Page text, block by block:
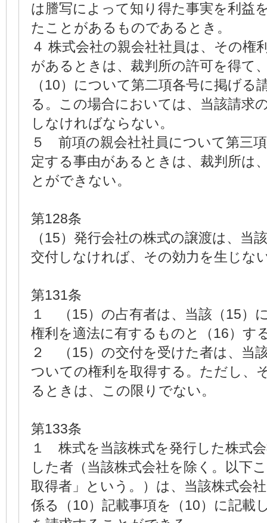
は謄写によって知り得た事実を利益
たことがあるものであるとき。
４ 株式会社の親会社社員は、その権
があるときは、裁判所の許可を得て
（10）について第二項各号に掲げる
る。この場合においては、当該請求
しなければならない。
５ 前項の親会社社員について第三
定する事由があるときは、裁判所は
とができない。
第128条
（15）発行会社の株式の譲渡は、当
交付しなければ、その効力を生じな
第131条
１ （15）の占有者は、当該（15）
権利を適法に有するものと（16）す
２ （15）の交付を受けた者は、当
ついての権利を取得する。ただし、
るときは、この限りでない。
第133条
１ 株式を当該株式を発行した株式
した者（当該株式会社を除く。以下
取得者」という。）は、当該株式会
係る（10）記載事項を（10）に記載